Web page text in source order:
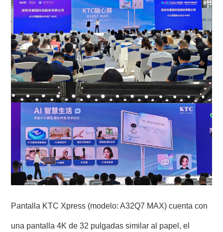
Pantalla KTC Xpress (modelo: A32Q7 MAX) cuenta con
una pantalla 4K de 32 pulgadas similar al papel, el